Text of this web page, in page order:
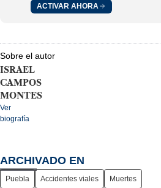
ACTIVAR AHORA
Sobre el autor
ISRAEL
CAMPOS
MONTES
Ver
biografía
ARCHIVADO EN
Puebla Accidentes viales Muertes